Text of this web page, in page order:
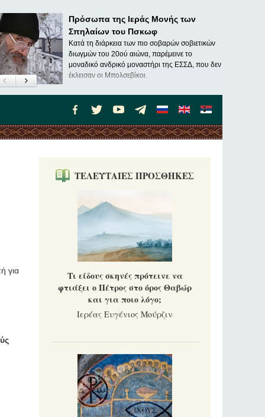
Πρόσωπα της Ιεράς Μονής των
Σπηλαίων του Πσκωφ
Κατά τη διάρκεια των πιο σοβαρών σοβιετικών
διωγμών του 20ού αιώνα, παρέμεινε το
μοναδικό ανδρικό μοναστήρι της ΕΣΣΔ, που δεν
έκλεισαν οι Μπολσεβίκοι.
για
ΤΕΛΕΥΤΑΙΕΣ ΠΡΟΣΘΗΚΕΣ
Τι είδους σκηνές πρότεινε να
φτιάξει ο Πέτρος στο όρος Θαβώρ
και για ποιο λόγο;
Ιερέας Ευγένιος Μούρζιν